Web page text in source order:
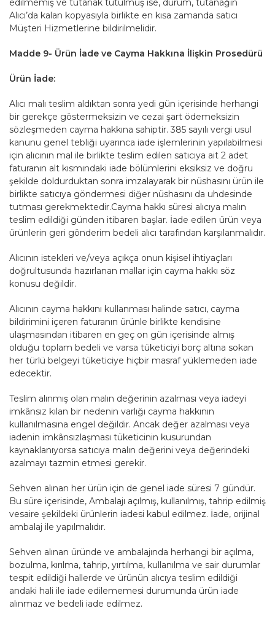
edilmemiş ve tutanak tutulmuş ise, durum, tutanağın
Alıcı’da kalan kopyasıyla birlikte en kısa zamanda satıcı
Müşteri Hizmetlerine bildirilmelidir.
Madde 9- Ürün İade ve Cayma Hakkına İlişkin Prosedürü
Ürün İade:
Alıcı malı teslim aldıktan sonra yedi gün içerisinde herhangi
bir gerekçe göstermeksizin ve cezai şart ödemeksizin
sözleşmeden cayma hakkına sahiptir. 385 sayılı vergi usul
kanunu genel tebliği uyarınca iade işlemlerinin yapılabilmesi
için alıcının mal ile birlikte teslim edilen satıcıya ait 2 adet
faturanın alt kısmındaki iade bölümlerini eksiksiz ve doğru
şekilde doldurduktan sonra imzalayarak bir nüshasını ürün ile
birlikte satıcıya göndermesi diğer nüshasını da uhdesinde
tutması gerekmektedir.Cayma hakkı süresi alıcıya malın
teslim edildiği günden itibaren başlar. İade edilen ürün veya
ürünlerin geri gönderim bedeli alıcı tarafından karşılanmalıdır.
Alıcının istekleri ve/veya açıkça onun kişisel ihtiyaçları
doğrultusunda hazırlanan mallar için cayma hakkı söz
konusu değildir.
Alıcının cayma hakkını kullanması halinde satıcı, cayma
bildirimini içeren faturanın ürünle birlikte kendisine
ulaşmasından itibaren en geç on gün içerisinde almış
olduğu toplam bedeli ve varsa tüketiciyi borç altına sokan
her türlü belgeyi tüketiciye hiçbir masraf yüklemeden iade
edecektir.
Teslim alınmış olan malın değerinin azalması veya iadeyi
imkânsız kılan bir nedenin varlığı cayma hakkının
kullanılmasına engel değildir. Ancak değer azalması veya
iadenin imkânsızlaşması tüketicinin kusurundan
kaynaklanıyorsa satıcıya malın değerini veya değerindeki
azalmayı tazmin etmesi gerekir.
Sehven alınan her ürün için de genel iade süresi 7 gündür.
Bu süre içerisinde, Ambalajı açılmış, kullanılmış, tahrip edilmiş
vesaire şekildeki ürünlerin iadesi kabul edilmez. İade, orijinal
ambalaj ile yapılmalıdır.
Sehven alınan üründe ve ambalajında herhangi bir açılma,
bozulma, kırılma, tahrip, yırtılma, kullanılma ve sair durumlar
tespit edildiği hallerde ve ürünün alıcıya teslim edildiği
andaki hali ile iade edilememesi durumunda ürün iade
alınmaz ve bedeli iade edilmez.